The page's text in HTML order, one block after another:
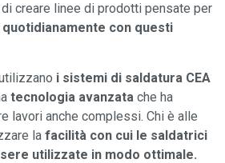
creare linee di prodotti pensate per
con questi
i sistemi di saldatura CEA
tecnologia avanzata che ha
lavori anche complessi. Chi è alle
la facilità con cui le saldatrici
utilizzate in modo ottimale.